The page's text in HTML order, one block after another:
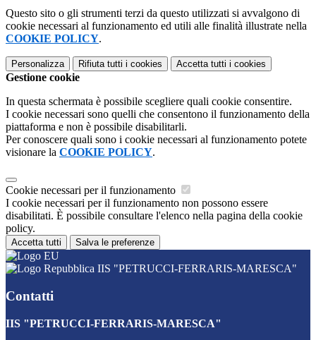
Questo sito o gli strumenti terzi da questo utilizzati si avvalgono di
cookie necessari al funzionamento ed utili alle finalità illustrate nella
COOKIE POLICY.
Personalizza Rifiuta tutti i cookies Accetta tutti i cookies
Gestione cookie
In questa schermata è possibile scegliere quali cookie consentire.
I cookie necessari sono quelli che consentono il funzionamento della
piattaforma e non è possibile disabilitarli.
Per conoscere quali sono i cookie necessari al funzionamento potete
visionare la COOKIE POLICY.
Cookie necessari per il funzionamento
I cookie necessari per il funzionamento non possono essere
disabilitati. È possibile consultare l'elenco nella pagina della cookie
policy.
Accetta tutti Salva le preferenze
IIS "PETRUCCI-FERRARIS-MARESCA"
Contatti
IIS "PETRUCCI-FERRARIS-MARESCA"